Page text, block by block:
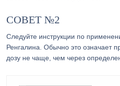
СОВЕТ №2
Следуйте инструкции по
Ренгалина. Обычно это означает
дозу не чаще, чем через